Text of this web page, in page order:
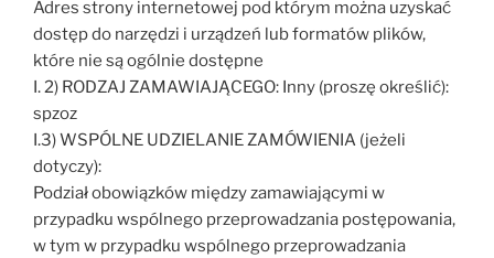
Adres strony internetowej pod którym można uzyskać
dostęp do narzędzi i urządzeń lub formatów plików,
które nie są ogólnie dostępne
I. 2) RODZAJ ZAMAWIAJĄCEGO: Inny (proszę określić):
spzoz
I.3) WSPÓLNE UDZIELANIE ZAMÓWIENIA (jeżeli
dotyczy):
Podział obowiązków między zamawiającymi w
przypadku wspólnego przeprowadzania postępowania,
w tym w przypadku wspólnego przeprowadzania